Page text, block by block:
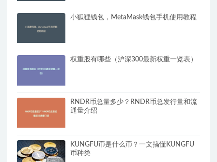
小狐狸钱包，MetaMask钱包手机使用教程
权重股有哪些（沪深300最新权重一览表）
RNDR币总量多少？RNDR币总发行量和流
通量介绍
KUNGFU币是什么币？一文搞懂KUNGFU
币种类